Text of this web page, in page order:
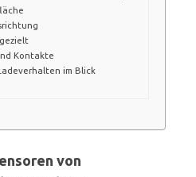
Kontakte
im Blick
von